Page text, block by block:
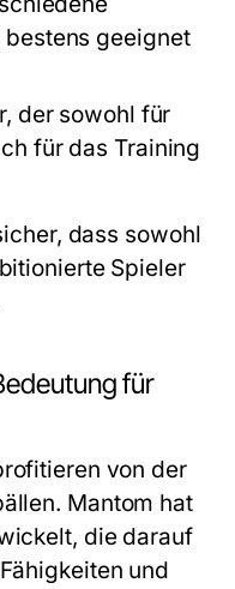
geeignet
der sowohl für
für das Training
dass sowohl
Spieler
für
von der
Mantom hat
die darauf
und